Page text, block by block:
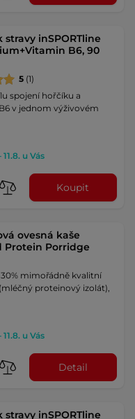
stravy inSPORTline
B6, 90
5 (1)
spojení hořčíku a
v jednom výživovém
u Vás
Koupit
ovesná kaše
Protein Porridge
mimořádně kvalitní
proteinový izolát),
u Vás
Detail
stravy inSPORTline